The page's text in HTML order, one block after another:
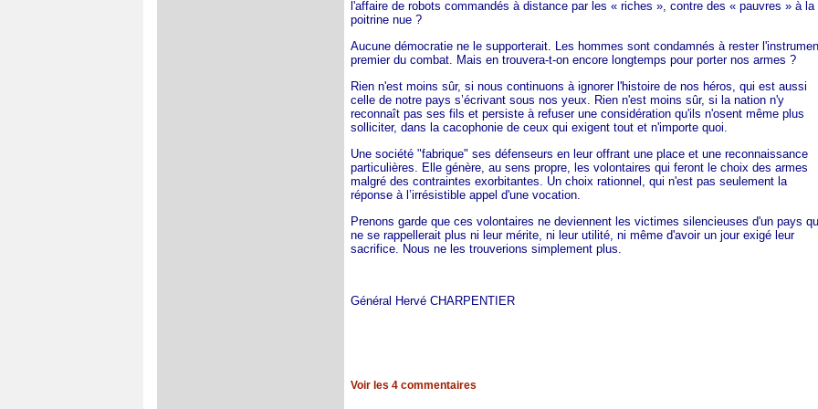
l'affaire de robots commandés à distance par les « riches », contre des « pauvres » à la
poitrine nue ?
Aucune démocratie ne le supporterait. Les hommes sont condamnés à rester
premier du combat. Mais en trouvera-t-on encore longtemps pour porter nos armes ?
Rien n'est moins sûr, si nous continuons à ignorer l'histoire de nos héros, qui est aussi
celle de notre pays s’écrivant sous nos yeux. Rien n'est moins sûr, si la nation n'y
reconnaît pas ses fils et persiste à refuser une considération qu'ils n'osent même plus
solliciter, dans la cacophonie de ceux qui exigent tout et n'importe quoi.
Une société "fabrique" ses défenseurs en leur offrant une place et une reconnaissance
particulières. Elle génère, au sens propre, les volontaires qui feront le choix des armes
malgré des contraintes exorbitantes. Un choix rationnel, qui n'est pas seulement la
réponse à l’irrésistible appel d'une vocation.
Prenons garde que ces volontaires ne deviennent les victimes silencieuses d'un pays
ne se rappellerait plus ni leur mérite, ni leur utilité, ni même d'avoir un jour exigé leur
sacrifice. Nous ne les trouverions simplement plus.
Général Hervé CHARPENTIER
Voir les 4 commentaires